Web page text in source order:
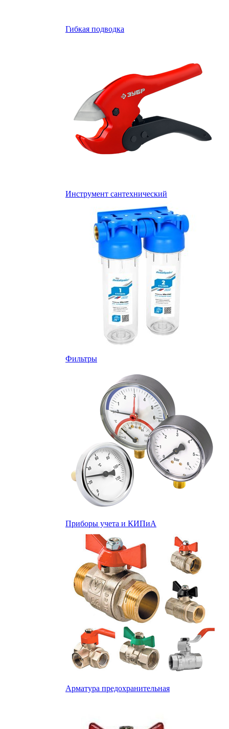
Гибкая подводка
Инструмент сантехнический
Фильтры
Приборы учета и КИПиА
Арматура предохранительная